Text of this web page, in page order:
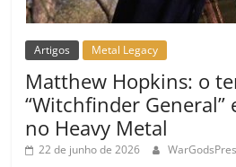
Artigos Metal Legacy
Matthew Hopkins: o
“Witchfinder General”
no Heavy Metal
22 de junho de 2026